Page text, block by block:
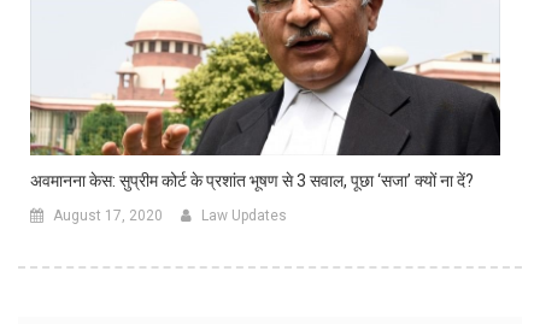
अवमानना केस: सुप्रीम कोर्ट के प्रशांत भूषण से 3 सवाल, पूछा ‘सजा’ क्यों ना दें?
August 17, 2020 Law Updates